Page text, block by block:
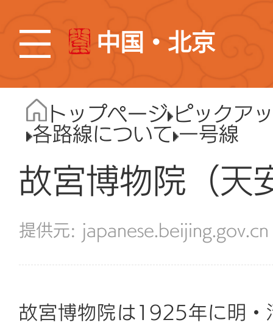
中国・北京
トップページ ピックア
各路線について 一号線
故宮博物院（天
japanese.beijing.gov.cn
故宮博物院は1925年に明・